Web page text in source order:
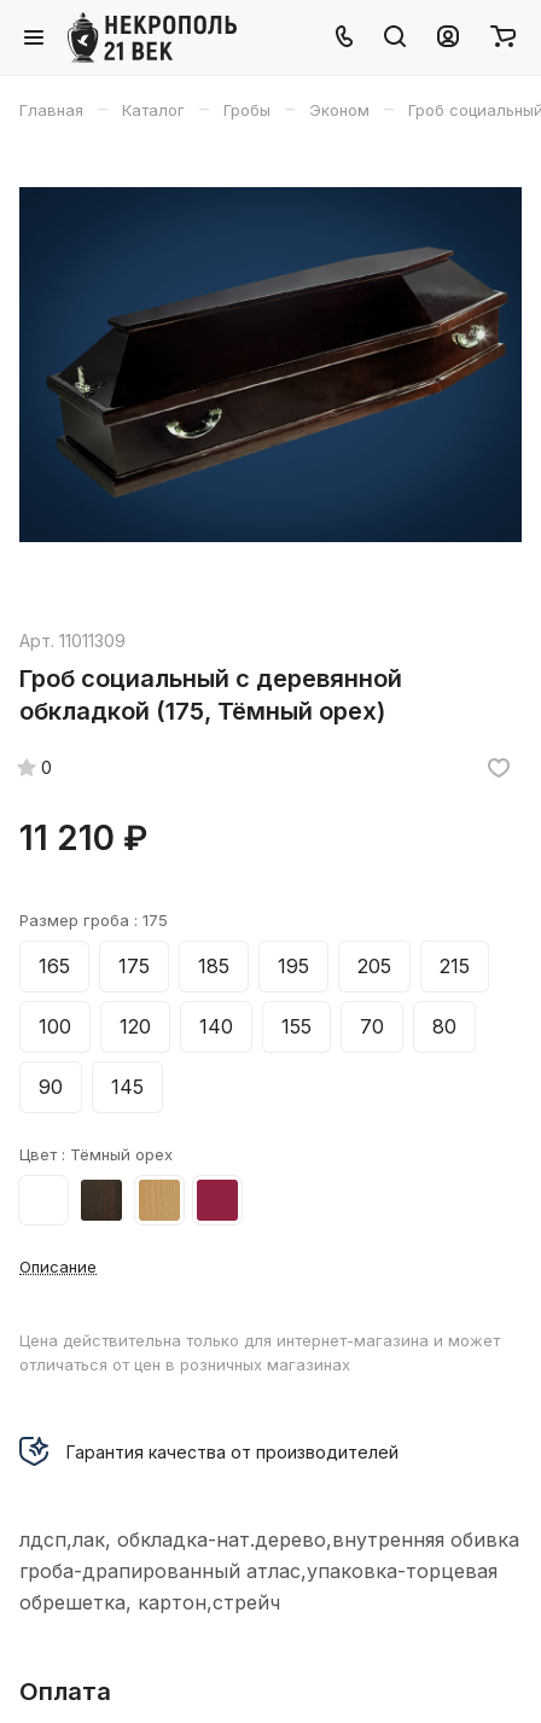
Главная – Каталог – Гробы – Эконом – Гроб
Арт. 11011309
Гроб социальный с деревянной
обкладкой (175, Тёмный орех)
0
11 210 ₽
Размер гроба : 175
165 175 185 195 205 215
100 120 140 155 70 80
90 145
Цвет : Тёмный орех
Описание
Цена действительна только для интернет-магазина и может
отличаться от цен в розничных магазинах
Гарантия качества от производителей
лдсп,лак, обкладка-нат.дерево,внутренняя обивка
гроба-драпированный атлас,упаковка-торцевая
обрешетка, картон,стрейч
Оплата